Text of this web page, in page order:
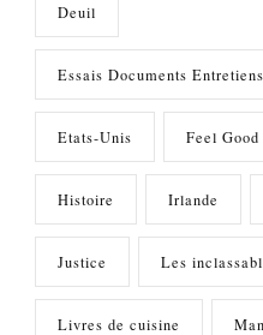
Deuil
Essais Documents
Etats-Unis Feel
Histoire Irlande
Justice Les
Livres de cuisine